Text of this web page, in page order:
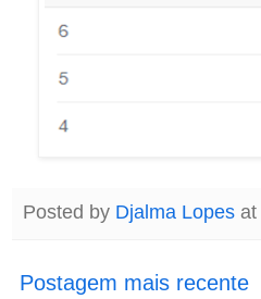
Posted by Djalma Lopes at
Postagem mais recente